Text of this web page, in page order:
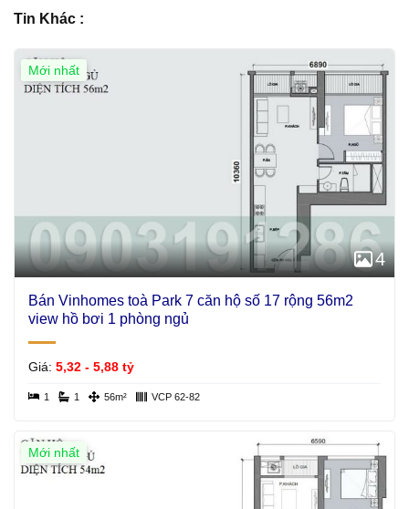
Tin Khác :
Mới nhất
4
Bán Vinhomes toà Park 7 căn hộ số 17 rộng 56m2
view hồ bơi 1 phòng ngủ
Giá: 5,32 - 5,88 tỷ
1 1 56m² VCP 62-82
Mới nhất